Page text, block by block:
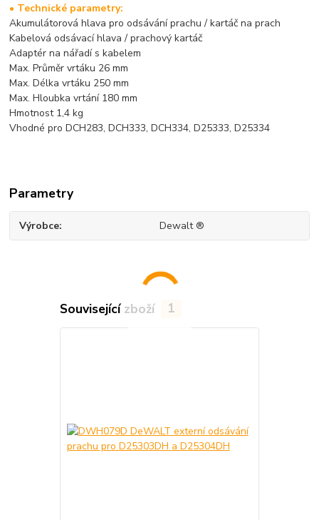
• Technické parametry:
Akumulátorová hlava pro odsávání prachu / kartáč na prach
Kabelová odsávací hlava / prachový kartáč
Adaptér na nářadí s kabelem
Max. Průměr vrtáku 26 mm
Max. Délka vrtáku 250 mm
Max. Hloubka vrtání 180 mm
Hmotnost 1,4 kg
Vhodné pro DCH283, DCH333, DCH334, D25333, D25334
Parametry
Výrobce Dewalt ®
Související zboží 1